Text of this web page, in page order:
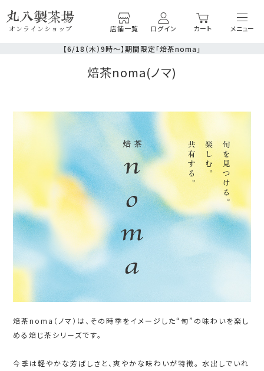
オンラインショップ 店舗一覧 ログイン カート
【6/18（木）9時〜】期間限定「焙茶noma」
焙茶noma(ノマ)
焙茶noma（ノマ）は、その時季をイメージした“旬”の味わいを楽し
める焙じ茶シリーズです。
今季は軽やかな芳ばしさと、爽やかな味わいが特徴。 水出しでいれ